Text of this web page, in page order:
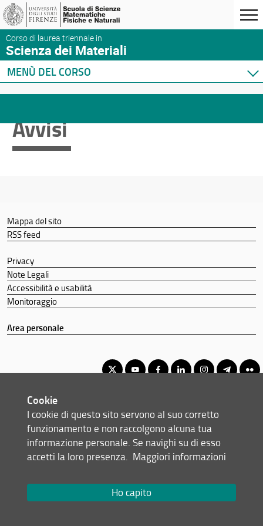
Corso di laurea triennale in
Scienza dei Materiali
MENÙ DEL CORSO
Home
Didattica
Docenti
Avvisi
Mappa del sito
RSS feed
Privacy
Note Legali
Accessibilità e usabilità
Monitoraggio
Area personale
© Copyright 2012-2026 Università degli Studi di Firenze UNIFI
P.IVA/Cod.Fis 01279680480
Viale Morgagni, 40/44 - 50134 Firenze (FI)
Email:
Cookie
I cookie di questo sito servono al suo corretto
funzionamento e non raccolgono alcuna tua
informazione personale. Se navighi su di esso
accetti la loro presenza. Maggiori informazioni
Ho capito